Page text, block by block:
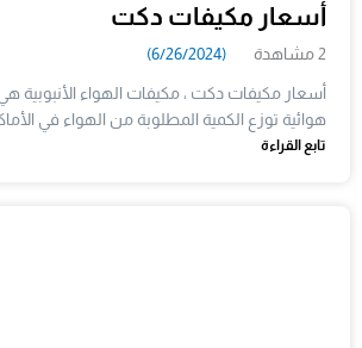
أسعار مكيفات دكت
2 مشاهدة (6/26/2024)
أسعار مكيفات دكت ، مكيفات الهواء الأنبوبية
هوائية توزع الكمية المطلوبة من الهواء في
تابع القراءة